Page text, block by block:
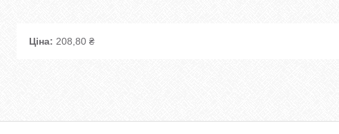
Ціна: 208,80 ₴